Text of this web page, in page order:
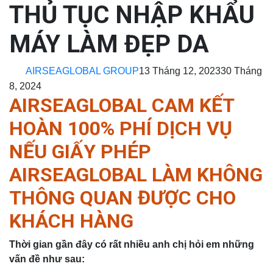
THỦ TỤC NHẬP KHẨU
MÁY LÀM ĐẸP DA
AIRSEAGLOBAL GROUP13 Tháng 12, 202330 Tháng
8, 2024
AIRSEAGLOBAL CAM KẾT
HOÀN 100% PHÍ DỊCH VỤ
NẾU GIẤY PHÉP
AIRSEAGLOBAL LÀM KHÔNG
THÔNG QUAN ĐƯỢC CHO
KHÁCH HÀNG
Thời gian gần đây có rất nhiều anh chị hỏi em những
vấn đề như sau: